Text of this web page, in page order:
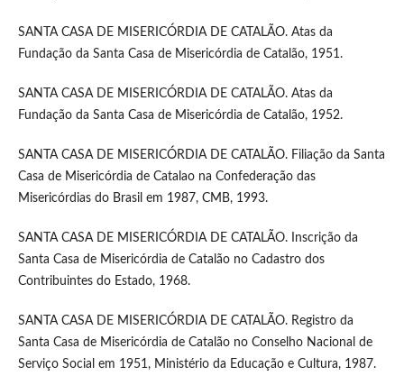
SANTA CASA DE MISERICÓRDIA DE CATALÃO. Atas da
Fundação da Santa Casa de Misericórdia de Catalão, 1951.
SANTA CASA DE MISERICÓRDIA DE CATALÃO. Atas da
Fundação da Santa Casa de Misericórdia de Catalão, 1952.
SANTA CASA DE MISERICÓRDIA DE CATALÃO. Filiação da Santa
Casa de Misericórdia de Catalao na Confederação das
Misericórdias do Brasil em 1987, CMB, 1993.
SANTA CASA DE MISERICÓRDIA DE CATALÃO. Inscrição da
Santa Casa de Misericórdia de Catalão no Cadastro dos
Contribuintes do Estado, 1968.
SANTA CASA DE MISERICÓRDIA DE CATALÃO. Registro da
Santa Casa de Misericórdia de Catalão no Conselho Nacional de
Serviço Social em 1951, Ministério da Educação e Cultura, 1987.